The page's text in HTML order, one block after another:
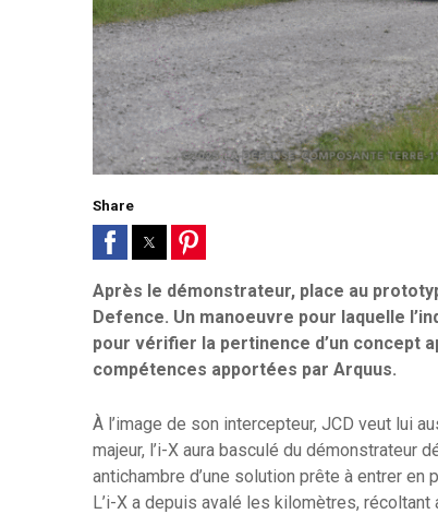
Share
Après le démonstrateur, place au
Defence. Un manoeuvre pour laquelle
pour vérifier la pertinence d’un concept
compétences apportées par Arquus.
À l’image de son intercepteur, JCD veut lui
majeur, l’i-X aura basculé du démonstrateur
antichambre d’une solution prête à entrer
L’i-X a depuis avalé les kilomètres,